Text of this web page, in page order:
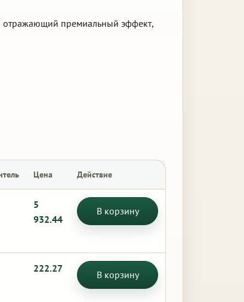
отражающий премиальный эффект,
Цена Действие
5
932.44
В корзину
222.27
В корзину